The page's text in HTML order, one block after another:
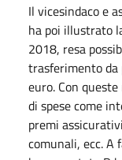
Il vicesindaco e
ha poi illustrato
2018, resa
trasferimento da
euro. Con
di spese come
premi
comunali, ecc. A